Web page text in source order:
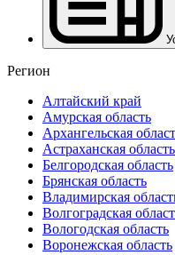
Регион
Алтайский край
Амурская область
Архангельская
Астраханская область
Белгородская область
Брянская область
Владимирская
Волгоградская
Вологодская область
Воронежская область